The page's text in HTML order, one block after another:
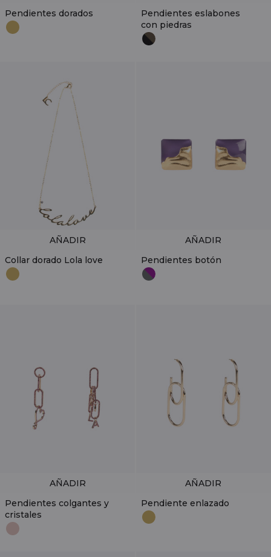
Pendientes dorados
Pendientes eslabones
con piedras
Collar dorado Lola love
AÑADIR
Pendientes botón
AÑADIR
Pendientes colgantes y
cristales
AÑADIR
Pendiente enlazado
AÑADIR